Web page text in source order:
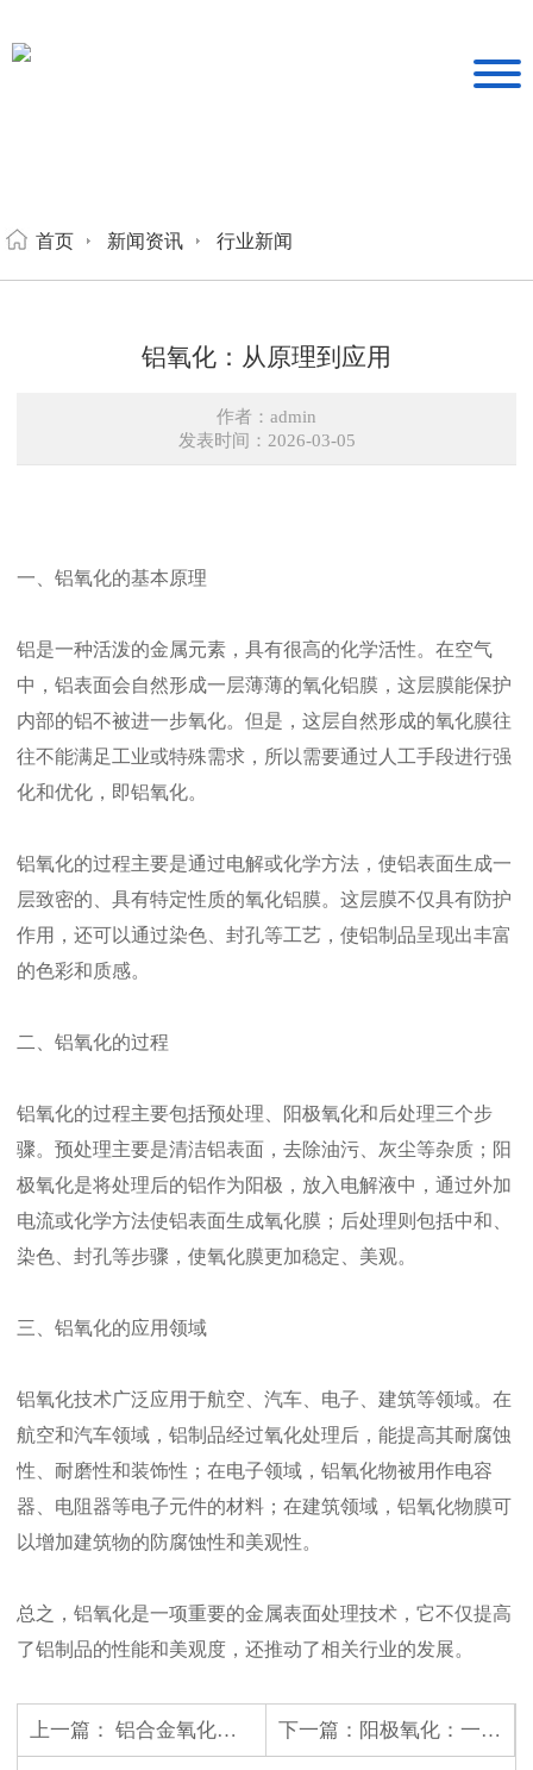
首页 新闻资讯 行业新闻
铝氧化：从原理到应用
作者：admin
发表时间：2026-03-05
一、铝氧化的基本原理
铝是一种活泼的金属元素，具有很高的化学活性。在空气
中，铝表面会自然形成一层薄薄的氧化铝膜，这层膜能保护
内部的铝不被进一步氧化。但是，这层自然形成的氧化膜往
往不能满足工业或特殊需求，所以需要通过人工手段进行强
化和优化，即铝氧化。
铝氧化的过程主要是通过电解或化学方法，使铝表面生成一
层致密的、具有特定性质的氧化铝膜。这层膜不仅具有防护
作用，还可以通过染色、封孔等工艺，使铝制品呈现出丰富
的色彩和质感。
二、铝氧化的过程
铝氧化的过程主要包括预处理、阳极氧化和后处理三个步
骤。预处理主要是清洁铝表面，去除油污、灰尘等杂质；阳
极氧化是将处理后的铝作为阳极，放入电解液中，通过外加
电流或化学方法使铝表面生成氧化膜；后处理则包括中和、
染色、封孔等步骤，使氧化膜更加稳定、美观。
三、铝氧化的应用领域
铝氧化技术广泛应用于航空、汽车、电子、建筑等领域。在
航空和汽车领域，铝制品经过氧化处理后，能提高其耐腐蚀
性、耐磨性和装饰性；在电子领域，铝氧化物被用作电容
器、电阻器等电子元件的材料；在建筑领域，铝氧化物膜可
以增加建筑物的防腐蚀性和美观性。
总之，铝氧化是一项重要的金属表面处理技术，它不仅提高
了铝制品的性能和美观度，还推动了相关行业的发展。
上一篇：铝合金氧化及其应用 下一篇： 阳极氧化：一种重要的金属表面处理技术